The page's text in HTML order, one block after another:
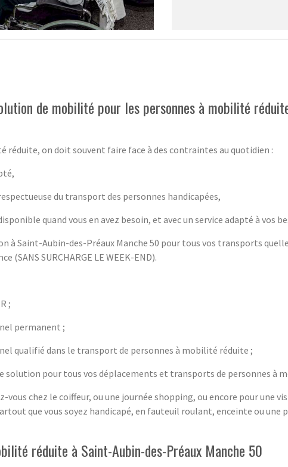
de mobilité pour les personnes à mobilité
réduite, on doit souvent faire face à des contraintes au quotidien :
du transport des personnes handicapées,
quand vous en avez besoin, et avec un service adapté à vos
à Saint-Aubin-des-Préaux Manche 50 pour tous vos transports
(SANS SURCHARGE LE WEEK-END).
;
permanent ;
qualifié dans le transport de personnes à mobilité réduite ;
solution pour tous vos déplacements et transports de personnes à
vous chez le coiffeur, ou une journée shopping, ou encore pour une
que vous soyez handicapé, en fauteuil roulant, enceinte ou
réduite à Saint-Aubin-des-Préaux Manche 50